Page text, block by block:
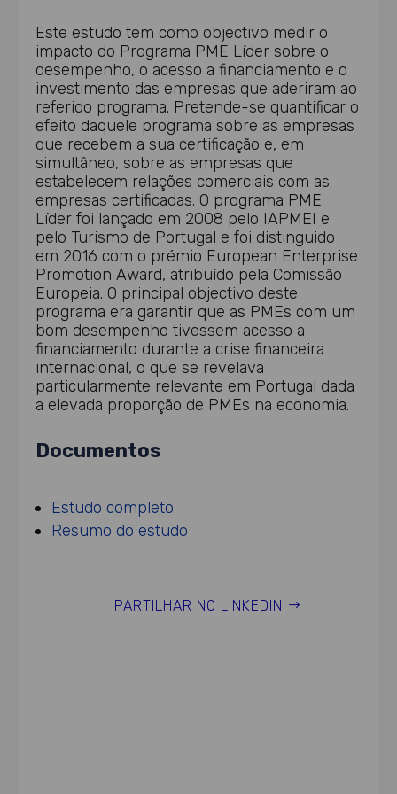
Este estudo tem como objectivo medir o
impacto do Programa PME Líder sobre o
desempenho, o acesso a financiamento e o
investimento das empresas que aderiram ao
referido programa. Pretende-se quantificar o
efeito daquele programa sobre as empresas
que recebem a sua certificação e, em
simultâneo, sobre as empresas que
estabelecem relações comerciais com as
empresas certificadas. O programa PME
Líder foi lançado em 2008 pelo IAPMEI e
pelo Turismo de Portugal e foi distinguido
em 2016 com o prémio European Enterprise
Promotion Award, atribuído pela Comissão
Europeia. O principal objectivo deste
programa era garantir que as PMEs com um
bom desempenho tivessem acesso a
financiamento durante a crise financeira
internacional, o que se revelava
particularmente relevante em Portugal dada
a elevada proporção de PMEs na economia.
Documentos
Estudo completo
Resumo do estudo
PARTILHAR NO LINKEDIN